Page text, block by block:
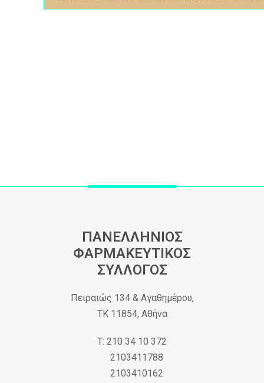
ΠΑΝΕΛΛΗΝΙΟΣ
ΦΑΡΜΑΚΕΥΤΙΚΟΣ
ΣΥΛΛΟΓΟΣ
Πειραιώς 134 & Αγαθημέρου,
ΤΚ 11854, Αθήνα
Τ: 210 34 10 372
2103411788
2103410162